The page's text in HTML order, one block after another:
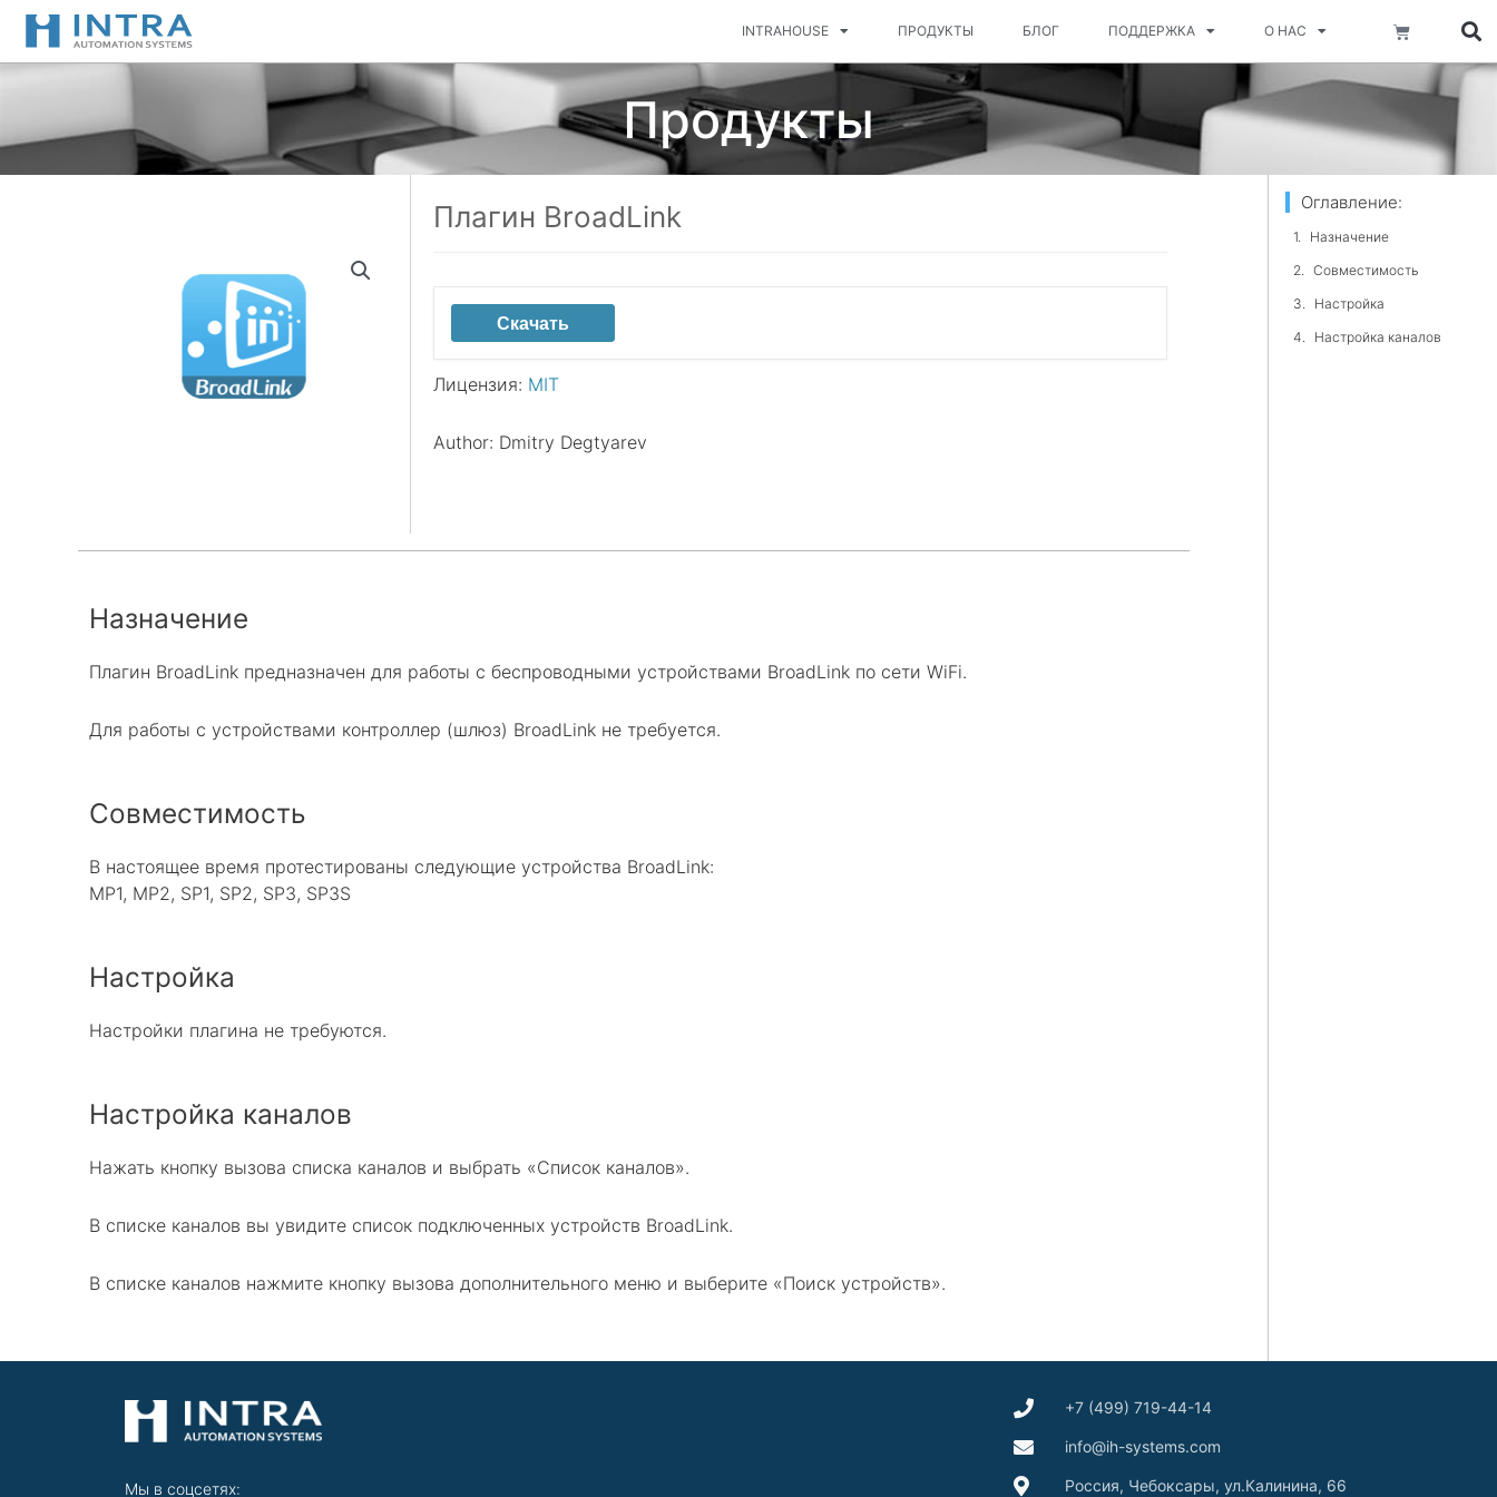
Перейти
содержимому
INTRAHOUSE ПРОДУКТЫ БЛОГ ПОДДЕРЖКА О НАС Корзина
Продукты
Плагин BroadLink
Скачать
Лицензия: MIT
Author: Dmitry Degtyarev
Назначение
Плагин BroadLink предназначен для работы с беспроводными устройствами BroadLink по сети WiFi.
Для работы с устройствами контроллер (шлюз) BroadLink не требуется.
Совместимость
В настоящее время протестированы следующие устройства BroadLink:
MP1, MP2, SP1, SP2, SP3, SP3S
Настройка
Настройки плагина не требуются.
Настройка каналов
Нажать кнопку вызова списка каналов и выбрать «Список каналов».
В списке каналов вы увидите список подключенных устройств BroadLink.
В списке каналов нажмите кнопку вызова дополнительного меню и выберите «Поиск устройств».
Оглавление:
Назначение
Совместимость
Настройка
Настройка каналов
Мы в соцсетях:
+7 (499) 719-44-14
info@ih-systems.com
Россия, Чебоксары, ул.Калинина, 66